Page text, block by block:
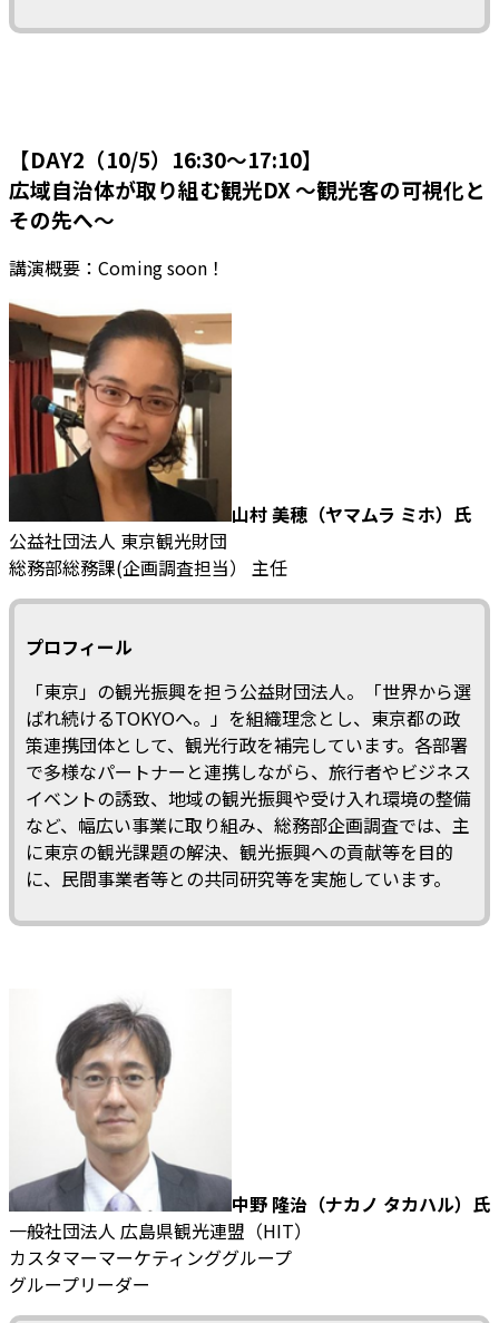
【DAY2（10/5）16:30～17:10】
広域自治体が取り組む観光DX ～観光客の可視化と
その先へ～
講演概要：Coming soon！
山村 美穂（ヤマムラ ミホ）氏
公益社団法人 東京観光財団
総務部総務課(企画調査担当） 主任
プロフィール
「東京」の観光振興を担う公益財団法人。「世界から選
ばれ続けるTOKYOへ。」を組織理念とし、東京都の政
策連携団体として、観光行政を補完しています。各部署
で多様なパートナーと連携しながら、旅行者やビジネス
イベントの誘致、地域の観光振興や受け入れ環境の整備
など、幅広い事業に取り組み、総務部企画調査では、主
に東京の観光課題の解決、観光振興への貢献等を目的
に、民間事業者等との共同研究等を実施しています。
中野 隆治（ナカノ タカハル）氏
一般社団法人 広島県観光連盟（HIT）
カスタマーマーケティンググループ
グループリーダー